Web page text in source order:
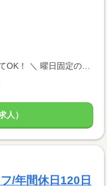
人）
/年間休日120日